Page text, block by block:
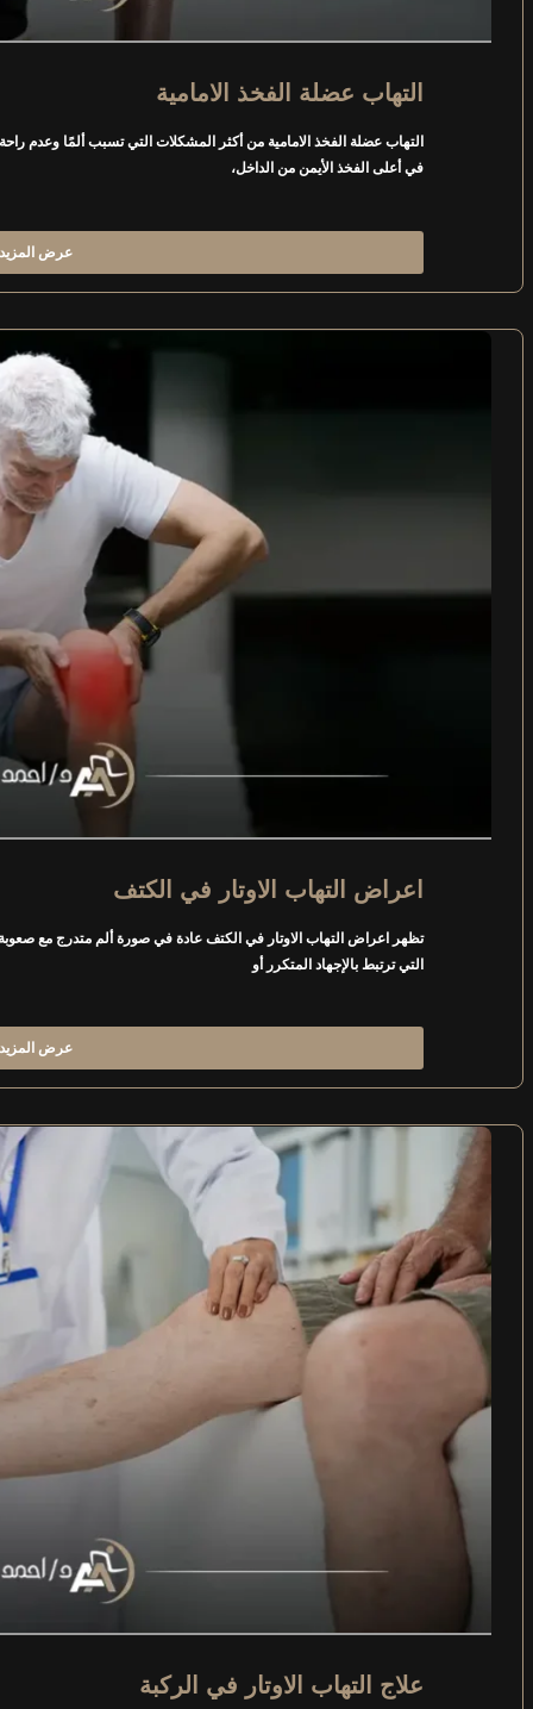
التهاب عضلة الفخذ الامامية
التهاب عضلة الفخذ الامامية من أكثر المشكلات التي تسبب ألمًا وعدم
في أعلى الفخذ الأيمن من الداخل،
عرض المزيد
اعراض التهاب الاوتار في الكتف
تظهر اعراض التهاب الاوتار في الكتف عادة في صورة ألم متدرج مع
التي ترتبط بالإجهاد المتكرر أو
عرض المزيد
علاج التهاب الاوتار في الركبة